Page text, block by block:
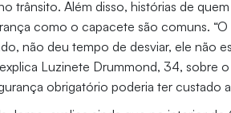
trânsito. Além disso, histórias de
como o capacete são comuns.
não deu tempo de desviar, ele não
Luzinete Drummond, 34, sobre
obrigatório poderia ter custado